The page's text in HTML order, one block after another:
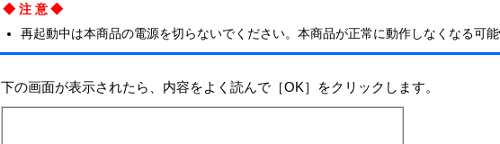
◆注意◆
再起動中は本商品の電源を切らないでください。本商品が正常に動作しなくなる可能
下の画面が表示されたら、内容をよく読んで［OK］をクリックします。